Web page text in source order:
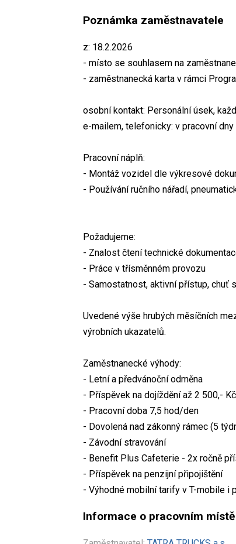
Poznámka zaměstnavatele
z: 18.2.2026
- místo se souhlasem na
- zaměstnanecká karta v rámci
osobní kontakt: Personální úsek,
e-mailem, telefonicky: v pracovní
Pracovní náplň:
- Montáž vozidel dle výkresové
- Používání ručního nářadí,
Požadujeme:
- Znalost čtení technické
- Práce v třísměnném provozu
- Samostatnost, aktivní přístup, chuť
Uvedené výše hrubých měsíčních
výrobních ukazatelů.
Zaměstnanecké výhody:
- Letní a předvánoční odměna
- Příspěvek na dojíždění až 2 500,-
- Pracovní doba 7,5 hod/den
- Dovolená nad zákonný rámec (5
- Závodní stravování
- Benefit Plus Cafeterie - 2x ročně
- Příspěvek na penzijní připojištění
- Výhodné mobilní tarify v T-mobile i
Informace o pracovním místě